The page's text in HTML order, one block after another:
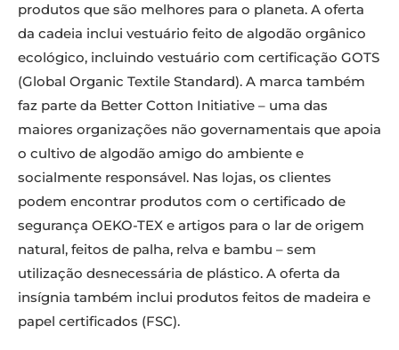
produtos que são melhores para o planeta. A oferta
da cadeia inclui vestuário feito de algodão orgânico
ecológico, incluindo vestuário com certificação GOTS
(Global Organic Textile Standard). A marca também
faz parte da Better Cotton Initiative – uma das
maiores organizações não governamentais que apoia
o cultivo de algodão amigo do ambiente e
socialmente responsável. Nas lojas, os clientes
podem encontrar produtos com o certificado de
segurança OEKO-TEX e artigos para o lar de origem
natural, feitos de palha, relva e bambu – sem
utilização desnecessária de plástico. A oferta da
insígnia também inclui produtos feitos de madeira e
papel certificados (FSC).